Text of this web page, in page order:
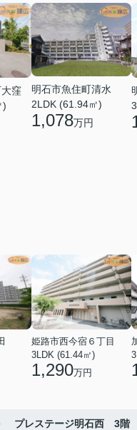
窪
)
明石市魚住町清水
2LDK (61.94㎡)
1,078万円
姫路市西今宿６丁目
3LDK (61.44㎡)
1,290万円
プレステージ明石西 3階